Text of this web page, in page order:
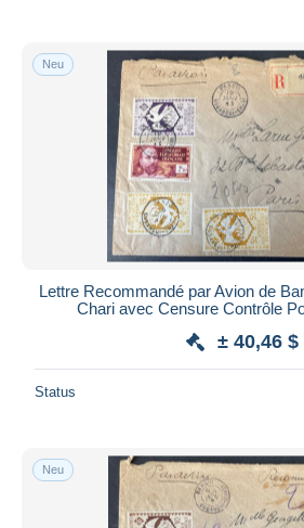
Übernehmen
Neu
Lettre Recommandé par Avion de
Chari avec Censure Contrôle
± 40,46 $
Status
Neu